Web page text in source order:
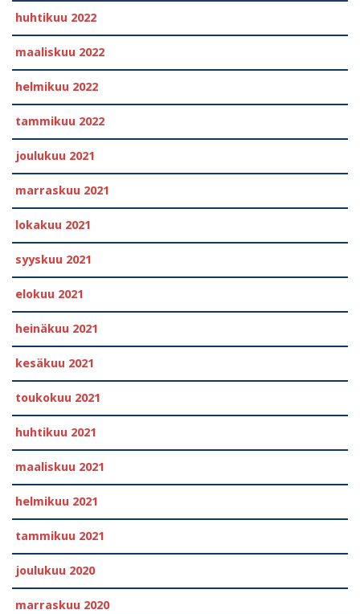
huhtikuu 2022
maaliskuu 2022
helmikuu 2022
tammikuu 2022
joulukuu 2021
marraskuu 2021
lokakuu 2021
syyskuu 2021
elokuu 2021
heinäkuu 2021
kesäkuu 2021
toukokuu 2021
huhtikuu 2021
maaliskuu 2021
helmikuu 2021
tammikuu 2021
joulukuu 2020
marraskuu 2020